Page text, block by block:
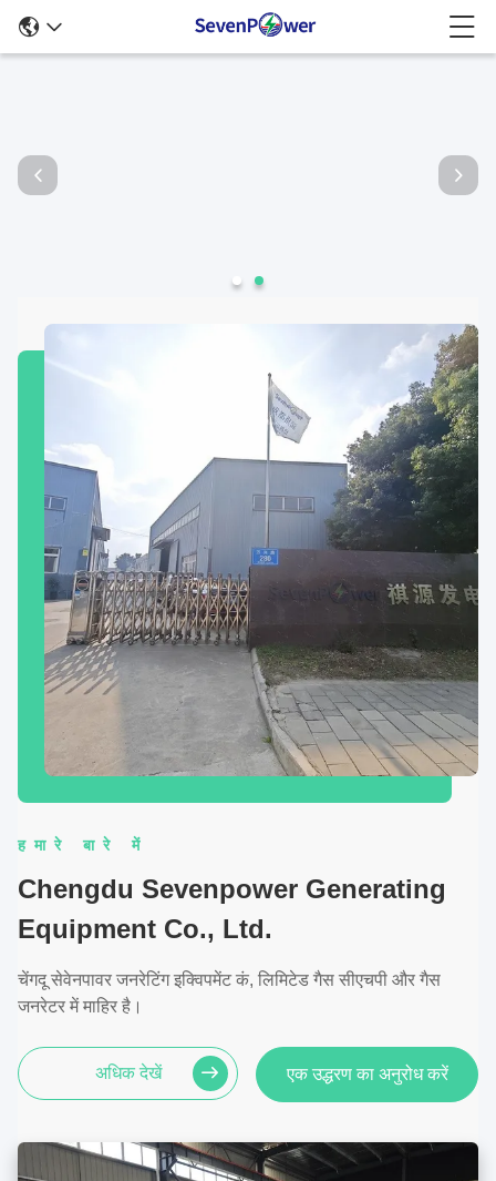
हमारे बारे में
Chengdu Sevenpower Generating
Equipment Co., Ltd.
चेंगदू सेवेनपावर जनरेटिंग इक्विपमेंट कं, लिमिटेड गैस सीएचपी और गैस
जनरेटर में माहिर है।
अधिक देखें एक उद्धरण का अनुरोध करें